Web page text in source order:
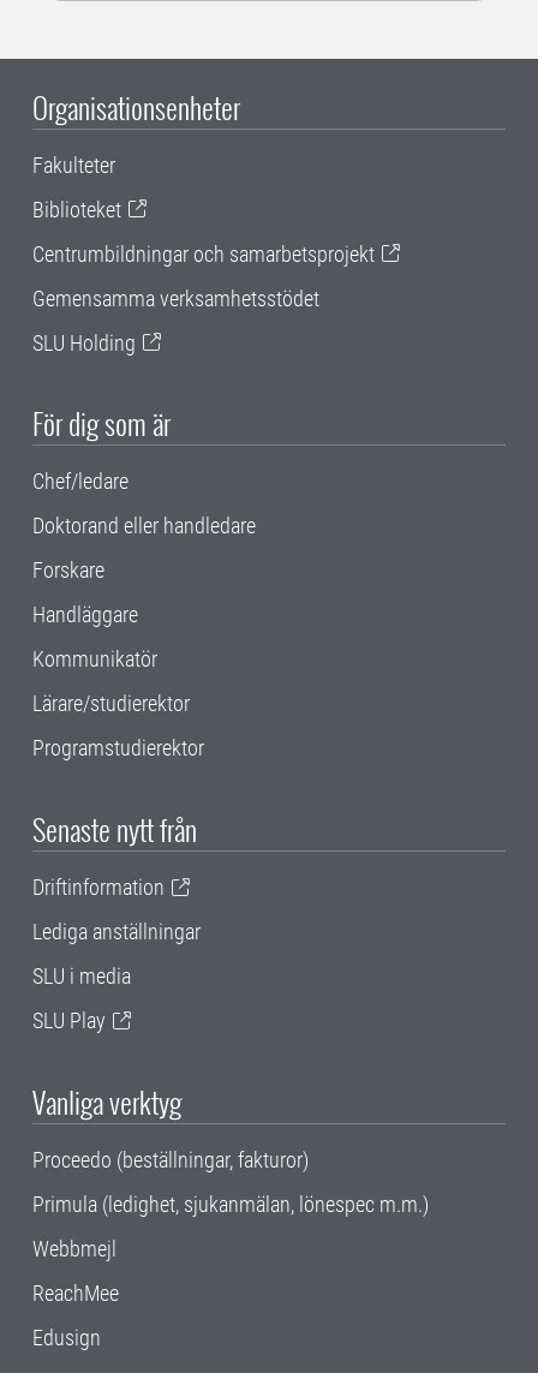
Organisationsenheter
Fakulteter
Biblioteket
Centrumbildningar och samarbetsprojekt
Gemensamma verksamhetsstödet
SLU Holding
För dig som är
Chef/ledare
Doktorand eller handledare
Forskare
Handläggare
Kommunikatör
Lärare/studierektor
Programstudierektor
Senaste nytt från
Driftinformation
Lediga anställningar
SLU i media
SLU Play
Vanliga verktyg
Proceedo (beställningar, fakturor)
Primula (ledighet, sjukanmälan, lönespec m.m.)
Webbmejl
ReachMee
Edusign